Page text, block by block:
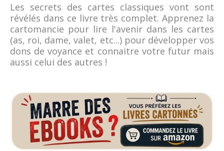
Les secrets des cartes classiques vont sont
révélés dans ce livre très complet. Apprenez la
cartomancie pour lire l'avenir dans les cartes
(as, roi, dame, valet, etc...) pour développer vos
dons de voyance et connaitre votre futur mais
aussi celui des autres !